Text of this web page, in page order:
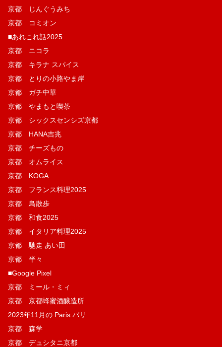
京都 じんぐうみち
京都 コミオン
■あれこれ話2025
京都 ニコラ
京都 キラナ スパイス
京都 とりの小路やま岸
京都 ガチ中華
京都 やまもと喫茶
京都 シックスセンシズ京都
京都 HANA吉兆
京都 チーズもの
京都 オムライス
京都 KOGA
京都 フランス料理2025
京都 鳥散歩
京都 和食2025
京都 イタリア料理2025
京都 馳走 あい田
京都 半々
■Google Pixel
京都 ミール・ミィ
京都 京都蜂蜜酒醸造所
2023年11月の Paris パリ
京都 森学
京都 デュシタニ京都